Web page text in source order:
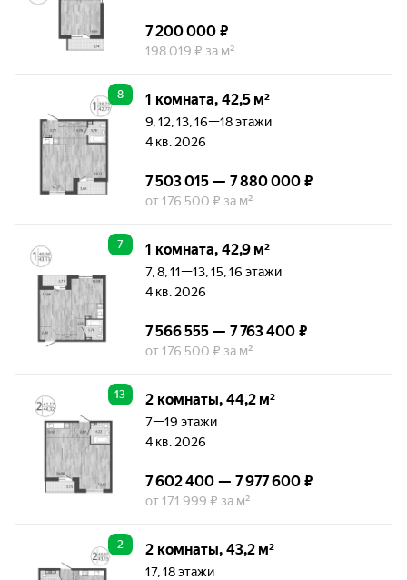
7 200 000 ₽
198 019 ₽ за м²
8 1 комната, 42,5 м²
9, 12, 13, 16—18 этажи
4 кв. 2026
7 503 015 — 7 880 000 ₽
от 176 500 ₽ за м²
7 1 комната, 42,9 м²
7, 8, 11—13, 15, 16 этажи
4 кв. 2026
7 566 555 — 7 763 400 ₽
от 176 500 ₽ за м²
13 2 комнаты, 44,2 м²
7—19 этажи
4 кв. 2026
7 602 400 — 7 977 600 ₽
от 171 999 ₽ за м²
2 2 комнаты, 43,2 м²
17, 18 этажи